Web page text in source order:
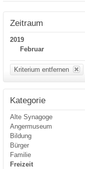
Zeitraum
2019
Februar
Kriterium entfernen
Kategorie
Alte Synagoge
Angermuseum
Bildung
Bürger
Familie
Freizeit